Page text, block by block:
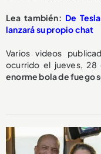
Lea también: De
lanzará su propio chat
Varios videos
ocurrido el jueves,
enorme bola de fuego